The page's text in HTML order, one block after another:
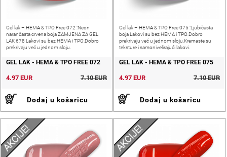
Gel lak – HEMA & TPO Free 072 :Neon
narančasta crvena boja ZAMJENA ZA GEL
LAK 678 Lakovi su bez HEMA i TPO.Dobro
prekrivaju već u jednom sloju.
GEL LAK - HEMA & TPO FREE 072
4.97 EUR 7.10 EUR
Dodaj u košaricu
Gel lak – HEMA & TPO Free 075 :Ljubičasta
boja Lakovi su bez HEMA i TPO.Dobro
prekrivaju već u jednom sloju.Kremaste su
teksture i samonivelirajući lakovi.
GEL LAK - HEMA & TPO FREE 075
4.97 EUR 7.10 EUR
Dodaj u košaricu
AKCIJE! AKCIJE!